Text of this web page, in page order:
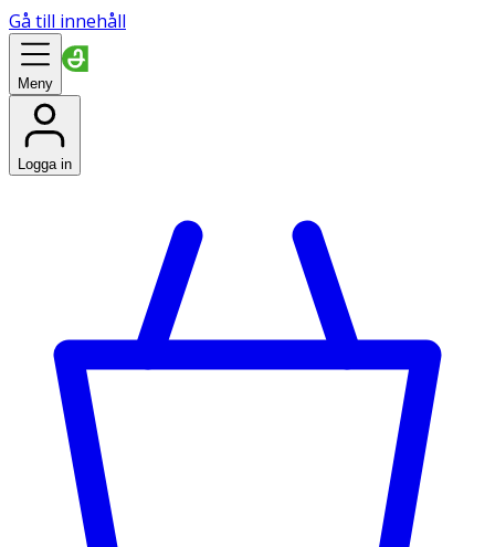
Gå till innehåll
Meny
Logga in